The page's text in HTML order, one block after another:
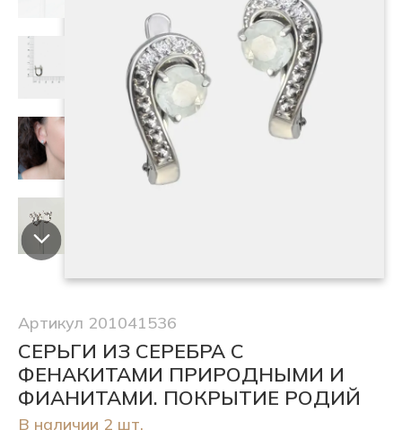
Артикул 201041536
СЕРЬГИ ИЗ СЕРЕБРА С
ФЕНАКИТАМИ ПРИРОДНЫМИ И
ФИАНИТАМИ. ПОКРЫТИЕ РОДИЙ
В наличии 2 шт.